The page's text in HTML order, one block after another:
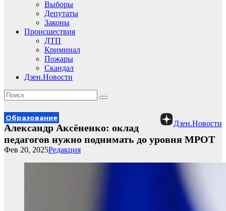
Выборы
Депутаты
Законы
Происшествия
ДТП
Криминал
Пожары
Скандал
Дзен.Новости
Дзен.Новости
Образование
Александр Аксёненко: оклад
педагогов нужно поднимать до уровня МРОТ
Редакция
Фев 20, 2025